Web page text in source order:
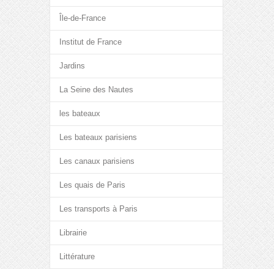
Île-de-France
Institut de France
Jardins
La Seine des Nautes
les bateaux
Les bateaux parisiens
Les canaux parisiens
Les quais de Paris
Les transports à Paris
Librairie
Littérature